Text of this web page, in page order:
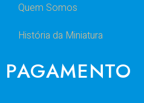
Quem Somos
História da Miniatura
PAGAMENTO